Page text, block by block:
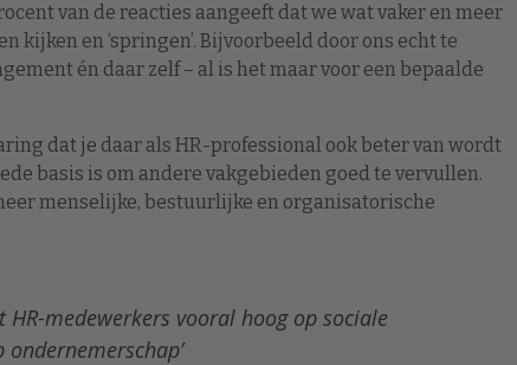
van de reacties aangeeft dat we wat vaker en meer
kijken en ‘springen’. Bijvoorbeeld door ons echt te
én daar zelf – al is het maar voor een bepaalde
dat je daar als HR-professional ook beter van wordt
basis is om andere vakgebieden goed te vervullen.
menselijke, bestuurlijke en organisatorische
HR-medewerkers vooral hoog op sociale